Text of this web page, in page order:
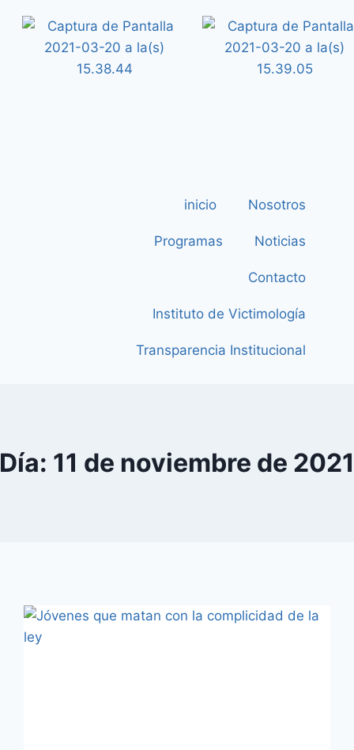
inicio Nosotros
Programas Noticias
Contacto
Instituto de Victimología
Transparencia Institucional
Día: 11 de noviembre de 2021